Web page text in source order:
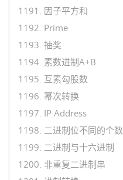
1191. 因子平方和
1192. Prime
1193. 抽奖
1194. 素数进制A+B
1195. 互素勾股数
1196. 幂次转换
1197. IP Address
1198. 二进制位不同的个数
1199. 二进制与十六进制
1200. 非重复二进制串